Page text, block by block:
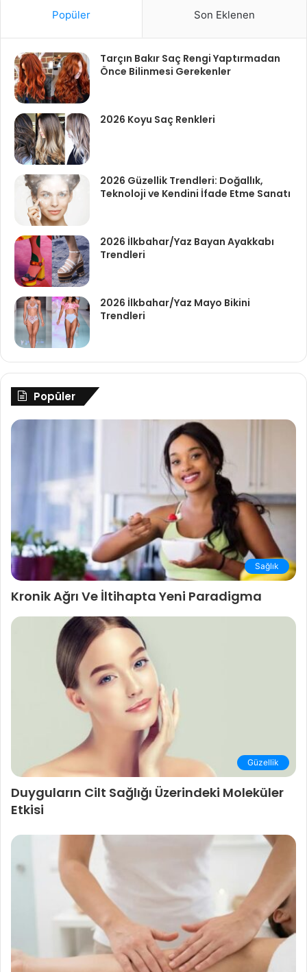
Popüler Son Eklenen
Tarçın Bakır Saç Rengi Yaptırmadan
Önce Bilinmesi Gerekenler
2026 Koyu Saç Renkleri
2026 Güzellik Trendleri: Doğallık,
Teknoloji ve Kendini İfade Etme Sanatı
2026 İlkbahar/Yaz Bayan Ayakkabı
Trendleri
2026 İlkbahar/Yaz Mayo Bikini
Trendleri
Popüler
Sağlık
Kronik Ağrı Ve İltihapta Yeni Paradigma
Güzellik
Duyguların Cilt Sağlığı Üzerindeki Moleküler
Etkisi